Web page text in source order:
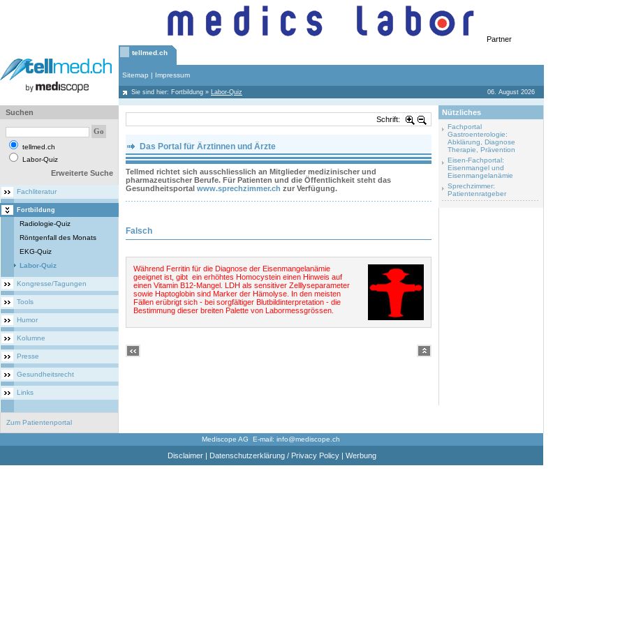
Partner
tellmed.ch
Sitemap | Impressum
Sie sind hier: Fortbildung » Labor-Quiz 06. August 2026
Suchen
tellmed.ch
Labor-Quiz
Erweiterte Suche
Fachliteratur
Fortbildung
Radiologie-Quiz
Röntgenfall des Monats
EKG-Quiz
Labor-Quiz
Kongresse/Tagungen
Tools
Humor
Kolumne
Presse
Gesundheitsrecht
Links
Zum Patientenportal
Schrift:
Das Portal für Ärztinnen und Ärzte
Tellmed richtet sich ausschliesslich an Mitglieder medizinischer und
pharmazeutischer Berufe. Für Patienten und die Öffentlichkeit steht das
Gesundheitsportal www.sprechzimmer.ch zur Verfügung.
Falsch
Während Ferritin für die Diagnose der Eisenmangelanämie
geeignet ist, gibt ein erhöhtes Homocystein einen Hinweis auf
einen Vitamin B12-Mangel. LDH als sensitiver Zelllyseparameter
sowie Haptoglobin sind Marker der Hämolyse. In den meisten
Fällen erübrigt sich - bei sorgfältiger Blutbildinterpretation - die
Bestimmung dieser breiten Palette von Labormessgrössen.
Nützliches
Fachportal
Gastroenterologie:
Abklärung, Diagnose
Therapie, Prävention
Eisen-Fachportal:
Eisenmangel und
Eisenmangelanämie
Sprechzimmer:
Patientenratgeber
Mediscope AG E-mail: info@mediscope.ch
Disclaimer| Datenschutzerklärung / Privacy Policy| Werbung